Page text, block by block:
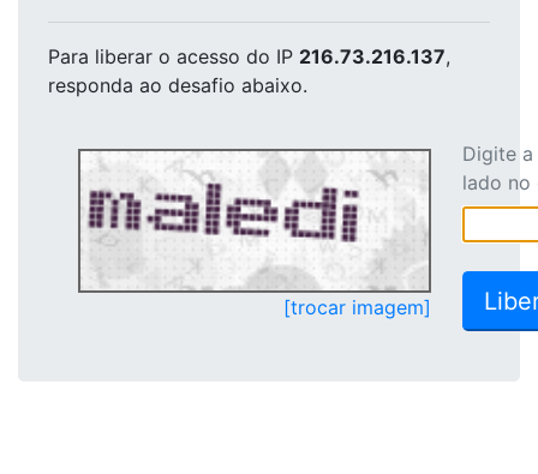
Para liberar o acesso do IP 216.73.216.137,
responda ao desafio abaixo.
[trocar imagem]
Digite
lado no